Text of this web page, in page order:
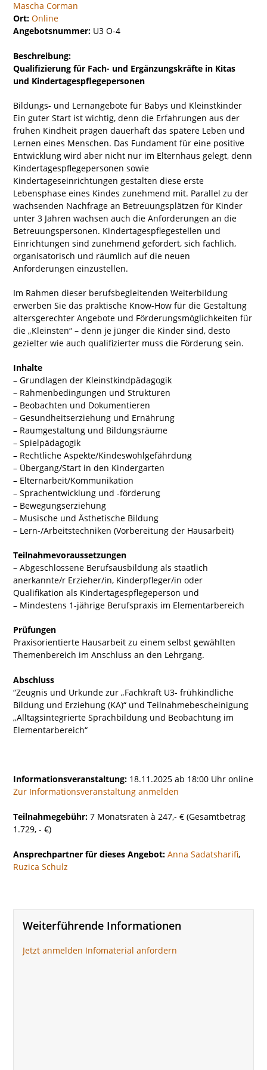
Mascha Corman
Ort: Online
Angebotsnummer: U3 O-4
Beschreibung:
Qualifizierung für Fach- und Ergänzungskräfte in Kitas
und Kindertagespflegepersonen
Bildungs- und Lernangebote für Babys und Kleinstkinder
Ein guter Start ist wichtig, denn die Erfahrungen aus der
frühen Kindheit prägen dauerhaft das spätere Leben und
Lernen eines Menschen. Das Fundament für eine positive
Entwicklung wird aber nicht nur im Elternhaus gelegt, denn
Kindertagespflegepersonen sowie
Kindertageseinrichtungen gestalten diese erste
Lebensphase eines Kindes zunehmend mit. Parallel zu der
wachsenden Nachfrage an Betreuungsplätzen für Kinder
unter 3 Jahren wachsen auch die Anforderungen an die
Betreuungspersonen. Kindertagespflegestellen und
Einrichtungen sind zunehmend gefordert, sich fachlich,
organisatorisch und räumlich auf die neuen
Anforderungen einzustellen.
Im Rahmen dieser berufsbegleitenden Weiterbildung
erwerben Sie das praktische Know-How für die Gestaltung
altersgerechter Angebote und Förderungsmöglichkeiten für
die „Kleinsten“ – denn je jünger die Kinder sind, desto
gezielter wie auch qualifizierter muss die Förderung sein.
Inhalte
– Grundlagen der Kleinstkindpädagogik
– Rahmenbedingungen und Strukturen
– Beobachten und Dokumentieren
– Gesundheitserziehung und Ernährung
– Raumgestaltung und Bildungsräume
– Spielpädagogik
– Rechtliche Aspekte/Kindeswohlgefährdung
– Übergang/Start in den Kindergarten
– Elternarbeit/Kommunikation
– Sprachentwicklung und -förderung
– Bewegungserziehung
– Musische und Ästhetische Bildung
– Lern-/Arbeitstechniken (Vorbereitung der Hausarbeit)
Teilnahmevoraussetzungen
– Abgeschlossene Berufsausbildung als staatlich
anerkannte/r Erzieher/in, Kinderpfleger/in oder
Qualifikation als Kindertagespflegeperson und
– Mindestens 1-jährige Berufspraxis im Elementarbereich
Prüfungen
Praxisorientierte Hausarbeit zu einem selbst gewählten
Themenbereich im Anschluss an den Lehrgang.
Abschluss
“Zeugnis und Urkunde zur „Fachkraft U3- frühkindliche
Bildung und Erziehung (KA)“ und Teilnahmebescheinigung
„Alltagsintegrierte Sprachbildung und Beobachtung im
Elementarbereich“
Informationsveranstaltung: 18.11.2025 ab 18:00 Uhr online
Zur Informationsveranstaltung anmelden
Teilnahmegebühr: 7 Monatsraten à 247,- € (Gesamtbetrag
1.729, - €)
Ansprechpartner für dieses Angebot: Anna Sadatsharifi,
Ruzica Schulz
Weiterführende Informationen
Jetzt anmelden Infomaterial anfordern